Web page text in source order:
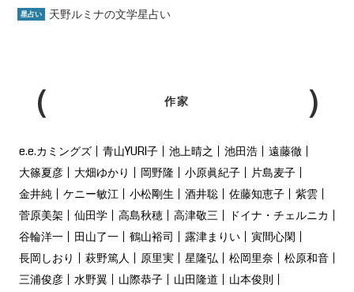
星占い 天野ルミナの文学星占い
作家
e.e.カミングズ 青山YURI子 池上晴之 池田浩
遠藤徹
大篠夏彦
大畑ゆかり 岡野隆 小原眞紀子
片島麦子
金井純
ケニー敏江 小松剛生 酒井聡 佐藤知恵子
紫雲
菅原美架
仙田学 高島秋穂 高津敬三
ドイナ・チェルニカ
谷輪洋一
田山了一 鶴山裕司 露津まりい
寅間心閑
長岡しおり
萩野篤人 原里実 星隆弘 松岡里奈
松原和音
三浦俊彦
水野翼 山際恭子 山田隆道
山本俊則